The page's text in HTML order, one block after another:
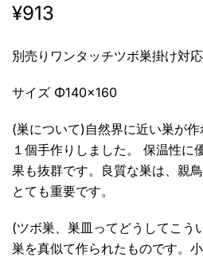
¥913
別売りワンタッチツボ巣掛け対
サイズ Φ140×160
(巣について)自然界に近い巣が
１個手作りしました。 保温性に
果も抜群です。良質な巣は、親
とても重要です。
(ツボ巣、巣皿ってどうしてこう
巣を真似て作られたものです。